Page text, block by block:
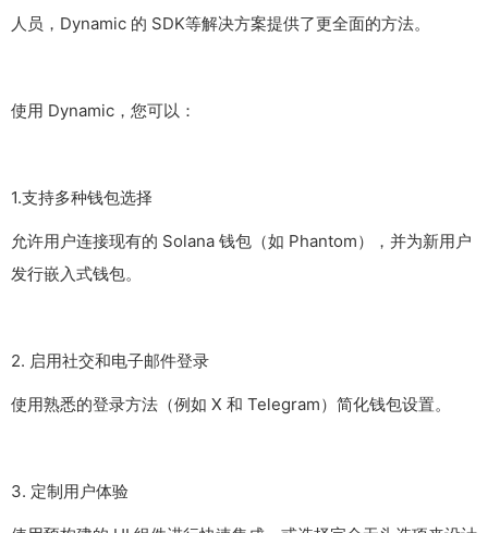
人员，Dynamic 的 SDK等解决方案提供了更全面的方法。
使用 Dynamic，您可以：
1.支持多种钱包选择
允许用户连接现有的 Solana 钱包（如 Phantom），并为新用户
发行嵌入式钱包。
2. 启用社交和电子邮件登录
使用熟悉的登录方法（例如 X 和 Telegram）简化钱包设置。
3. 定制用户体验